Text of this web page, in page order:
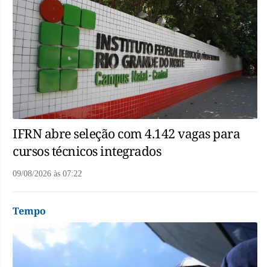
IFRN abre seleção com 4.142 vagas para
cursos técnicos integrados
09/08/2026 às 07:22
Tempo